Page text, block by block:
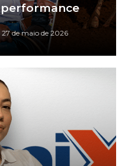
27 de maio de 2026